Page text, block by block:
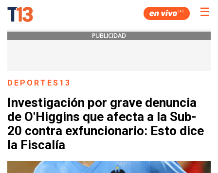
☰
PUBLICIDAD
DEPORTES13
Investigación por grave denuncia
de O'Higgins que afecta a la Sub-
20 contra exfuncionario: Esto dice
la Fiscalía